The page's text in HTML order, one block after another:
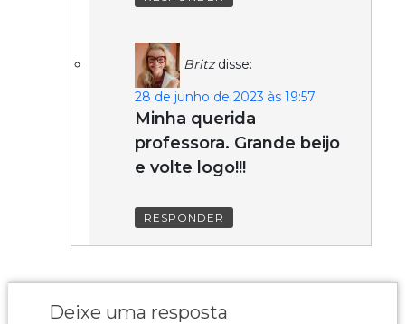
Britz disse:
28 de junho de 2023 às 19:57
Minha querida
professora. Grande beijo
e volte logo!!!
RESPONDER
Deixe uma resposta